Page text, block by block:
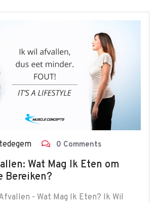
0 Comments
Wat Mag Ik Eten om
Bereiken?
- Wat Mag Ik Eten? Ik Wil